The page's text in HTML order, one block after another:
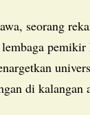
di kalangan